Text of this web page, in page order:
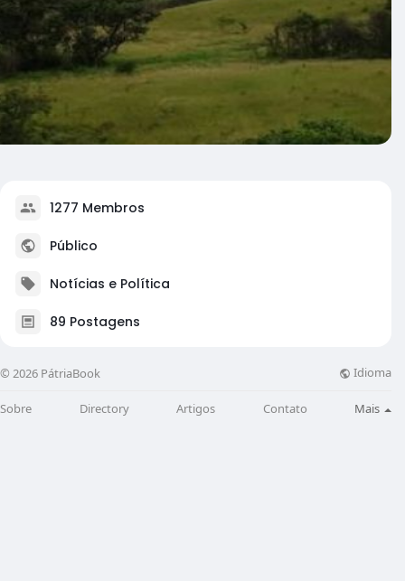
1277 Membros
Público
Notícias e Política
89 Postagens
© 2026 PátriaBook Idioma
Sobre Directory Artigos Contato Mais